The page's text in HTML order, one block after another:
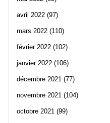
avril 2022 (97)
mars 2022 (110)
février 2022 (102)
janvier 2022 (106)
décembre 2021 (77)
novembre 2021 (104)
octobre 2021 (99)